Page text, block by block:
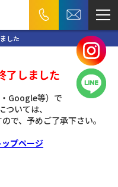
した
了しました
Google等）で
いては、
で、 予めご了承下さい。
プページ